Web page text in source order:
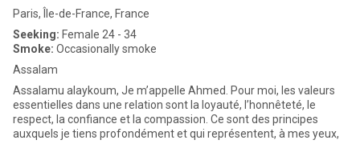
Paris, Île-de-France, France
Seeking: Female 24 - 34
Smoke: Occasionally smoke
Assalam
Assalamu alaykoum, Je m’appelle Ahmed. Pour moi, les valeurs
essentielles dans une relation sont la loyauté, l’honnêteté, le
respect, la confiance et la compassion. Ce sont des principes
auxquels je tiens profondément et qui représentent, à mes yeux,